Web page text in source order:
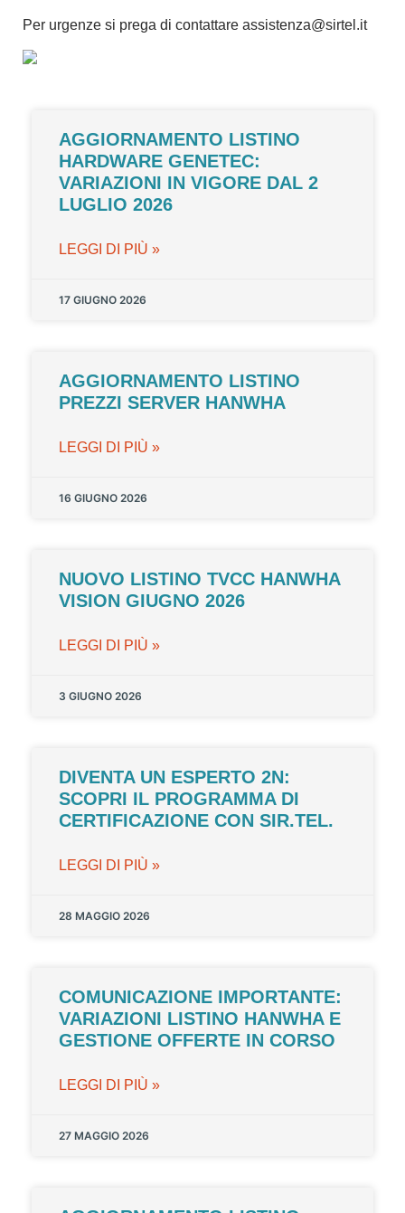
Per urgenze si prega di contattare assistenza@sirtel.it
AGGIORNAMENTO LISTINO
HARDWARE GENETEC:
VARIAZIONI IN VIGORE DAL 2
LUGLIO 2026
LEGGI DI PIÙ »
17 GIUGNO 2026
AGGIORNAMENTO LISTINO
PREZZI SERVER HANWHA
LEGGI DI PIÙ »
16 GIUGNO 2026
NUOVO LISTINO TVCC HANWHA
VISION GIUGNO 2026
LEGGI DI PIÙ »
3 GIUGNO 2026
DIVENTA UN ESPERTO 2N:
SCOPRI IL PROGRAMMA DI
CERTIFICAZIONE CON SIR.TEL.
LEGGI DI PIÙ »
28 MAGGIO 2026
COMUNICAZIONE IMPORTANTE:
VARIAZIONI LISTINO HANWHA E
GESTIONE OFFERTE IN CORSO
LEGGI DI PIÙ »
27 MAGGIO 2026